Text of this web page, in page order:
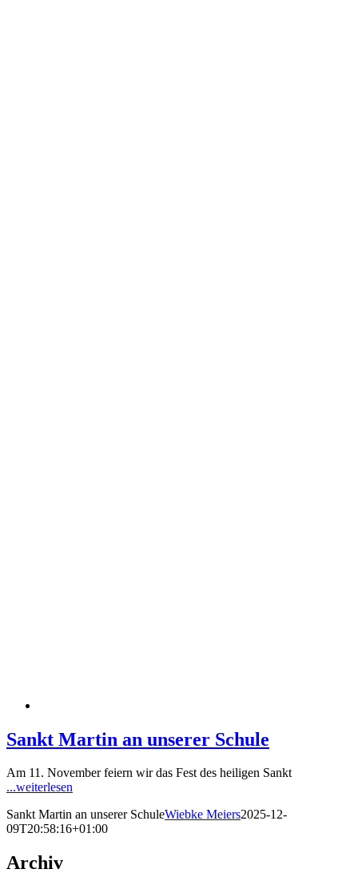
Sankt Martin an unserer Schule
Am 11. November feiern wir das Fest des heiligen Sankt
...weiterlesen
Sankt Martin an unserer SchuleWiebke Meiers2025-12-
09T20:58:16+01:00
Archiv